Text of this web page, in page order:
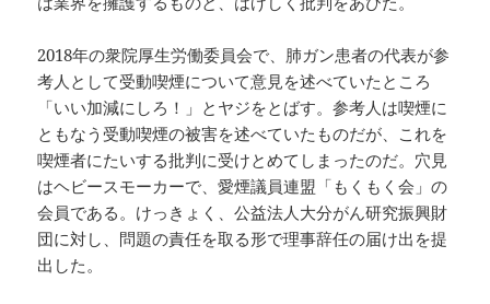
2018年の衆院厚生労働委員会で、肺ガン患者の代表が参
考人として受動喫煙について意見を述べていたところ
「いい加減にしろ！」とヤジをとばす。参考人は喫煙に
ともなう受動喫煙の被害を述べていたものだが、これを
喫煙者にたいする批判に受けとめてしまったのだ。穴見
はヘビースモーカーで、愛煙議員連盟「もくもく会」の
会員である。けっきょく、公益法人大分がん研究振興財
団に対し、問題の責任を取る形で理事辞任の届け出を提
出した。